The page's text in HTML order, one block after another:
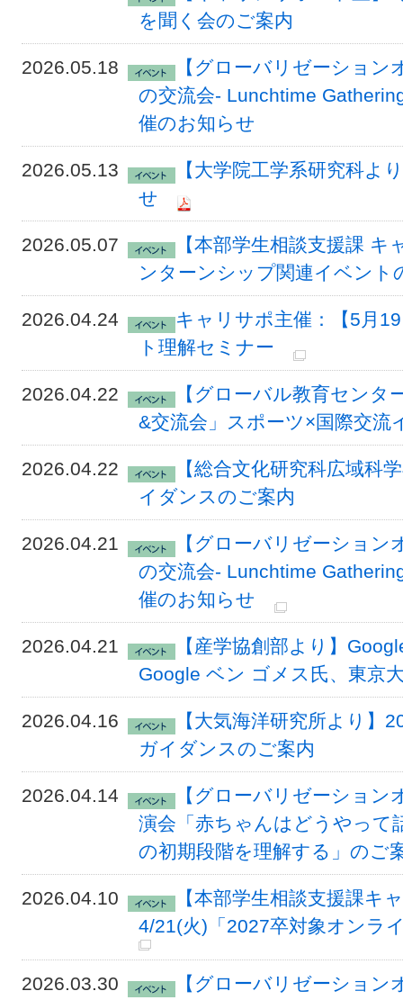
を聞く会のご案内
2026.05.18
【グローバリゼーション
の交流会- Lunchtime
催のお知らせ
2026.05.13
【大学院工学系研究科よ
せ
2026.05.07
【本部学生相談支援課
ンターンシップ関連イベント
2026.04.24
キャリサポ主催：【5月
ト理解セミナー
2026.04.22
【グローバル教育センタ
&交流会」スポーツ×国際交
2026.04.22
【総合文化研究科広域科
イダンスのご案内
2026.04.21
【グローバリゼーション
の交流会- Lunchtime
催のお知らせ
2026.04.21
【産学協創部より】
Google ベン ゴメス氏、東京
2026.04.16
【大気海洋研究所より】
ガイダンスのご案内
2026.04.14
【グローバリゼーショ
演会「赤ちゃんはどうやって
の初期段階を理解する」のご
2026.04.10
【本部学生相談支援課キ
4/21(火)「2027卒対象オンラ
2026.03.30
【グローバリゼーショ